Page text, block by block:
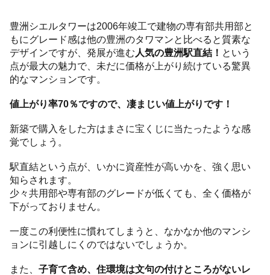
豊洲シエルタワーは2006年竣工で建物の専有部共用部と
もにグレード感は他の豊洲のタワマンと比べると質素な
デザインですが、発展が進む 人気の豊洲駅直結！ という
点が最大の魅力で、未だに価格が上がり続けている驚異
的なマンションです。
値上がり率70％ですので、凄まじい値上がりです！
新築で購入をした方はまさに宝くじに当たったような感
覚でしょう。
駅直結という点が、いかに資産性が高いかを、強く思い
知らされます。
少々共用部や専有部のグレードが低くても、全く価格が
下がっておりません。
一度この利便性に慣れてしまうと、なかなか他のマンシ
ョンに引越しにくのではないでしょうか。
また、子育て含め、住環境は文句の付けところがないレ